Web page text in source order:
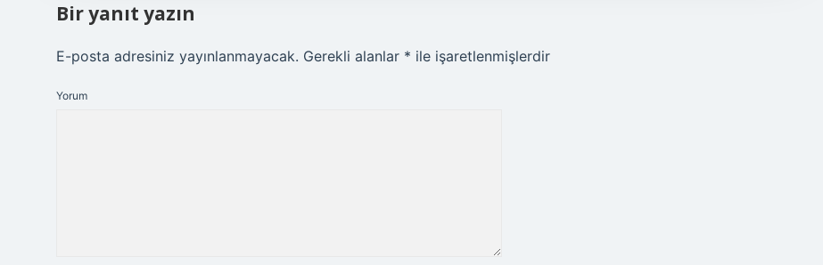
Bir yanıt yazın
E-posta adresiniz yayınlanmayacak. Gerekli alanlar * ile işaretlenmişlerdir
Yorum